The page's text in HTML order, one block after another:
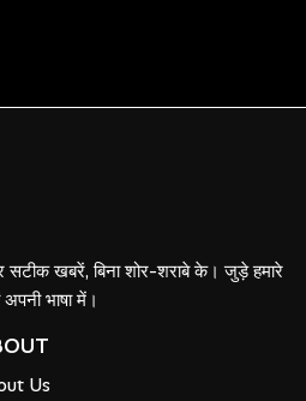
सटीक खबरें, बिना शोर-शराबे के। जुड़े हमारे
भाषा में।
Us